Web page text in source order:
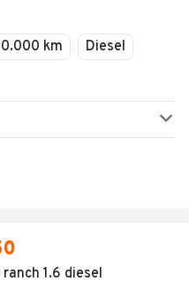
km
Diesel
1.6 diesel